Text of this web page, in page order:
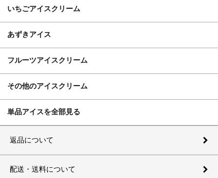
いちごアイスクリーム
あずきアイス
フルーツアイスクリーム
その他のアイスクリーム
単品アイスを全部見る
返品について
配送・送料について